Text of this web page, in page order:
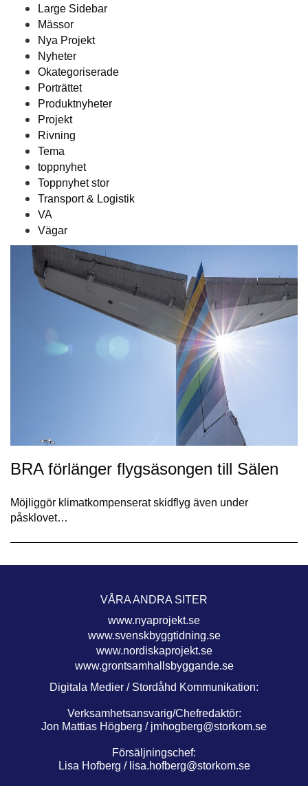
Large Sidebar
Mässor
Nya Projekt
Nyheter
Okategoriserade
Porträttet
Produktnyheter
Projekt
Rivning
Tema
toppnyhet
Toppnyhet stor
Transport & Logistik
VA
Vägar
BRA förlänger flygsäsongen till Sälen
Möjliggör klimatkompenserat skidflyg även under
påsklovet…
VÅRA ANDRA SITER
www.nyaprojekt.se
www.svenskbyggtidning.se
www.nordiskaprojekt.se
www.grontsamhallsbyggande.se
Digitala Medier / Stordåhd Kommunikation:
Verksamhetsansvarig/Chefredaktör:
Jon Mattias Högberg / jmhogberg@storkom.se
Försäljningschef:
Lisa Hofberg / lisa.hofberg@storkom.se